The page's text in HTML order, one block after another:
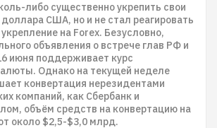
либо существенно укрепить свои
США, но и не стал реагировать
на Forex. Безусловно,
объявления о встрече глав РФ и
июня поддерживает курс
Однако на текущей неделе
конвертация нерезидентами
компаний, как Сбербанк и
объём средств на конвертацию на
около $2,5-$3,0 млрд.